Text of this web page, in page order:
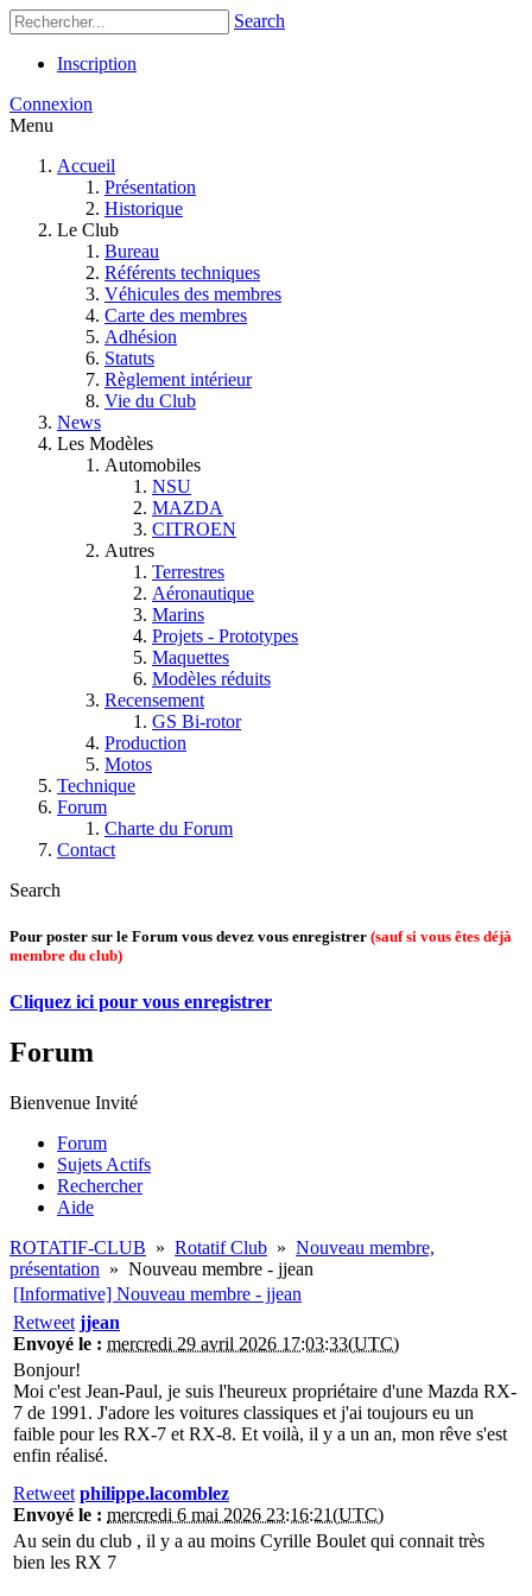
Search
Inscription
Connexion
Menu
Accueil
Présentation
Historique
Le Club
Bureau
Référents techniques
Véhicules des membres
Carte des membres
Adhésion
Statuts
Règlement intérieur
Vie du Club
News
Les Modèles
Automobiles
NSU
MAZDA
CITROEN
Autres
Terrestres
Aéronautique
Marins
Projets - Prototypes
Maquettes
Modèles réduits
Recensement
GS Bi-rotor
Production
Motos
Technique
Forum
Charte du Forum
Contact
Search
Pour poster sur le Forum vous devez vous enregistrer (sauf si vous êtes déjà
membre du club)
Cliquez ici pour vous enregistrer
Forum
Bienvenue Invité
Forum
Sujets Actifs
Rechercher
Aide
ROTATIF-CLUB » Rotatif Club » Nouveau membre,
présentation » Nouveau membre - jjean
[Informative] Nouveau membre - jjean
Retweet jjean
Envoyé le : mercredi 29 avril 2026 17:03:33(UTC)
Bonjour!
Moi c'est Jean-Paul, je suis l'heureux propriétaire d'une Mazda RX-
7 de 1991. J'adore les voitures classiques et j'ai toujours eu un
faible pour les RX-7 et RX-8. Et voilà, il y a un an, mon rêve s'est
enfin réalisé.
Retweet philippe.lacomblez
Envoyé le : mercredi 6 mai 2026 23:16:21(UTC)
Au sein du club , il y a au moins Cyrille Boulet qui connait très
bien les RX 7